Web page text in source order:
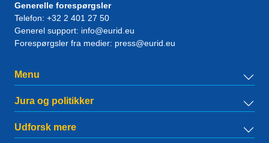
Generelle forespørgsler
Telefon: +32 2 401 27 50
Generel support: info@eurid.eu
Forespørgsler fra medier: press@eurid.eu
Menu
Jura og politikker
Udforsk mere